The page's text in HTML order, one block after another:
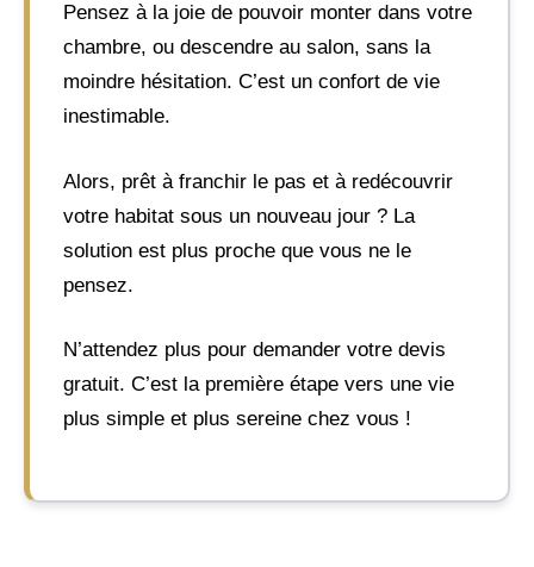
Pensez à la joie de pouvoir monter dans votre
chambre, ou descendre au salon, sans la
moindre hésitation. C’est un confort de vie
inestimable.
Alors, prêt à franchir le pas et à redécouvrir
votre habitat sous un nouveau jour ? La
solution est plus proche que vous ne le
pensez.
N’attendez plus pour demander votre devis
gratuit. C’est la première étape vers une vie
plus simple et plus sereine chez vous !